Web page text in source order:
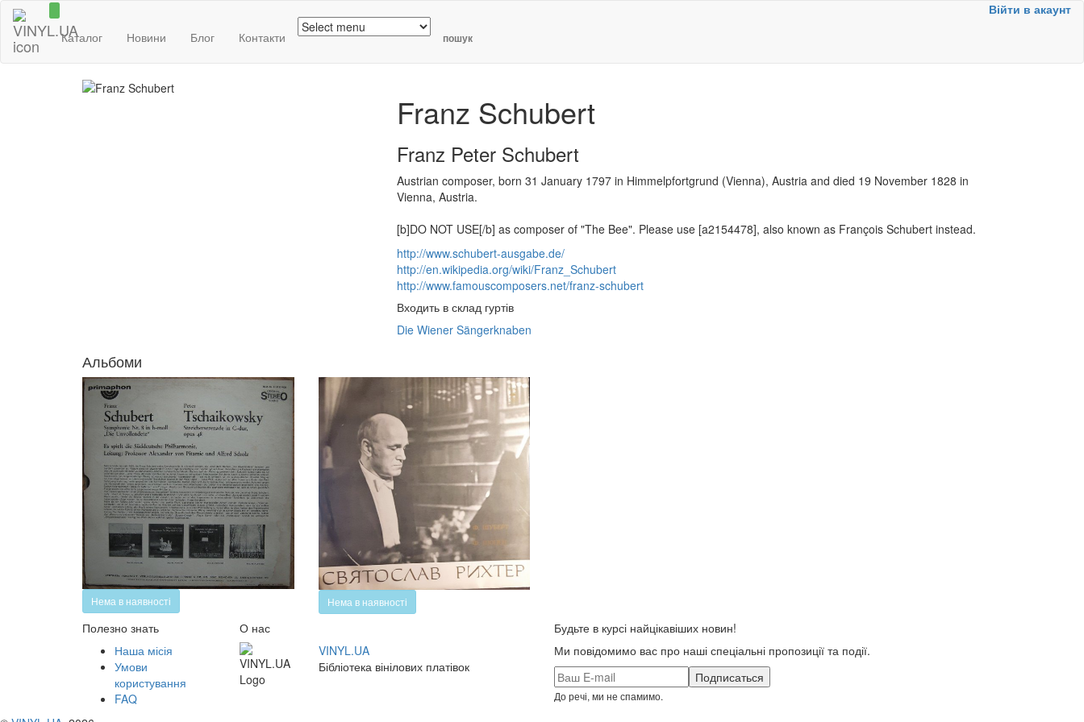
Війти в акаунт
Каталог
Новини Блог Контакти пошук
Franz Schubert
Franz Peter Schubert
Austrian composer, born 31 January 1797 in Himmelpfortgrund (Vienna), Austria and died 19 November 1828 in
Vienna, Austria.
[b]DO NOT USE[/b] as composer of "The Bee". Please use [a2154478], also known as François Schubert instead.
http://www.schubert-ausgabe.de/
http://en.wikipedia.org/wiki/Franz_Schubert
http://www.famouscomposers.net/franz-schubert
Входить в склад гуртів
Die Wiener Sängerknaben
Альбоми
Нема в наявності Нема в наявності
Полезно знать
Наша місія
Умови
користування
FAQ
О нас
VINYL.UA
Бібліотека вінілових платівок
Будьте в курсі найцікавіших новин!
Ми повідомимо вас про наші спеціальні пропозиції та події.
До речі, ми не спамимо.